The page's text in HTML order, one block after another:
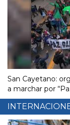
San Cayetano:
a marchar por